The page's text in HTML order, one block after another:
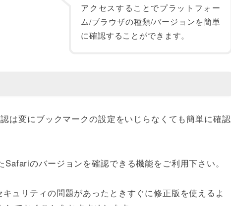
アクセスすることでプラットフォー
ム/ブラウザの種類/バージョンを簡単
に確認することができます。
は変にブックマークの設定をいじらなくても簡単に確認
のバージョンを確認できる機能をご利用下さい。
ュリティの問題があったときすぐに修正版を使えるよ